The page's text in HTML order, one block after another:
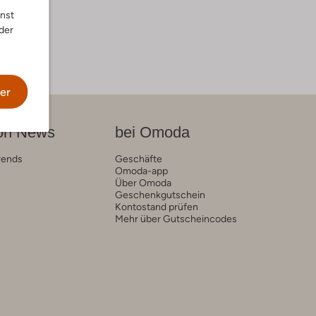
News bei Omoda
Geschäfte
Omoda-app
Über Omoda
Geschenkgutschein
Kontostand prüfen
Mehr über Gutscheincodes